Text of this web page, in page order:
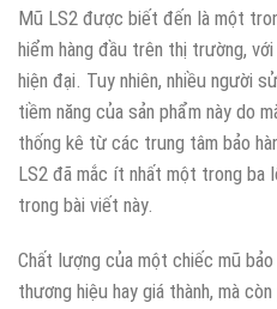
Mũ LS2 được biết đến là một
hiểm hàng đầu trên thị trường,
hiện đại. Tuy nhiên, nhiều người
tiềm năng của sản phẩm này do
thống kê từ các trung tâm bảo
LS2 đã mắc ít nhất một trong ba
trong bài viết này.
Chất lượng của một chiếc mũ
thương hiệu hay giá thành, mà